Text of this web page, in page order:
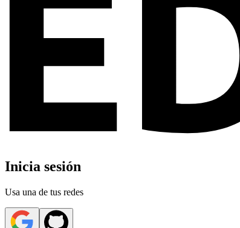
Inicia sesión
Usa una de tus redes